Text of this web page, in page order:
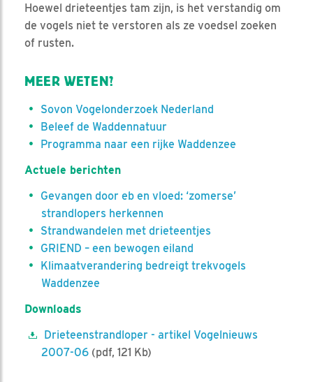
Hoewel drieteentjes tam zijn, is het verstandig om
de vogels niet te verstoren als ze voedsel zoeken
of rusten.
MEER WETEN?
Sovon Vogelonderzoek Nederland
Beleef de Waddennatuur
Programma naar een rijke Waddenzee
Actuele berichten
Gevangen door eb en vloed: ‘zomerse’
strandlopers herkennen
Strandwandelen met drieteentjes
GRIEND – een bewogen eiland
Klimaatverandering bedreigt trekvogels
Waddenzee
Downloads
Drieteenstrandloper - artikel Vogelnieuws
2007-06 (pdf, 121 Kb)